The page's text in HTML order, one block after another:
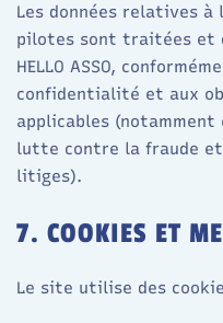
Les données relatives à
pilotes sont traitées et
HELLO ASSO,
confidentialité et aux
applicables
lutte contre la fraude
litiges).
7. COOKIES ET
Le site utilise des